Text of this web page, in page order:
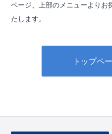
ページ、
上部のメニューより
たします。
トップペ